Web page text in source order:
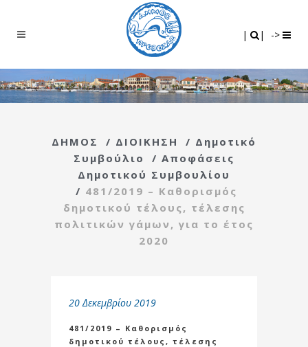
| | ->
ΔΗΜΟΣ / ΔΙΟΙΚΗΣΗ / Δημοτικό
Συμβούλιο
/ Αποφάσεις
Δημοτικού Συμβουλίου
/ 481/2019 – Καθορισμός
δημοτικού τέλους, τέλεσης
πολιτικών γάμων, για το έτος
2020
20 Δεκεμβρίου 2019
481/2019 – Καθορισμός
δημοτικού τέλους, τέλεσης